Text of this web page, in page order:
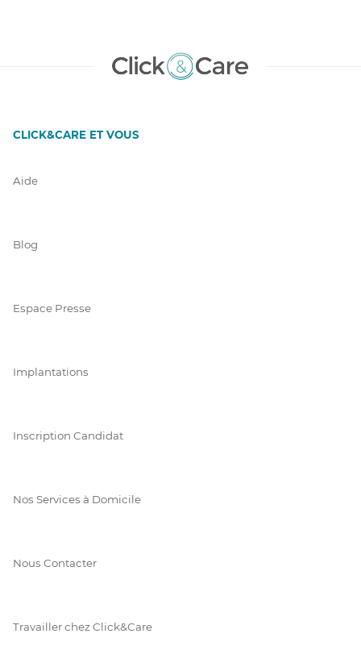
CLICK&CARE ET VOUS
Aide
Blog
Espace Presse
Implantations
Inscription Candidat
Nos Services à Domicile
Nous Contacter
Travailler chez Click&Care